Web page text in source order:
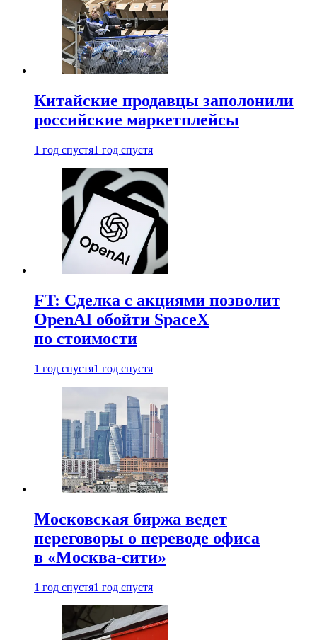
Китайские продавцы заполонили
российские маркетплейсы
1 год спустя1 год спустя
FT: Сделка с акциями позволит
OpenAI обойти SpaceX
по стоимости
1 год спустя1 год спустя
Московская биржа ведет
переговоры о переводе офиса
в «Москва-сити»
1 год спустя1 год спустя